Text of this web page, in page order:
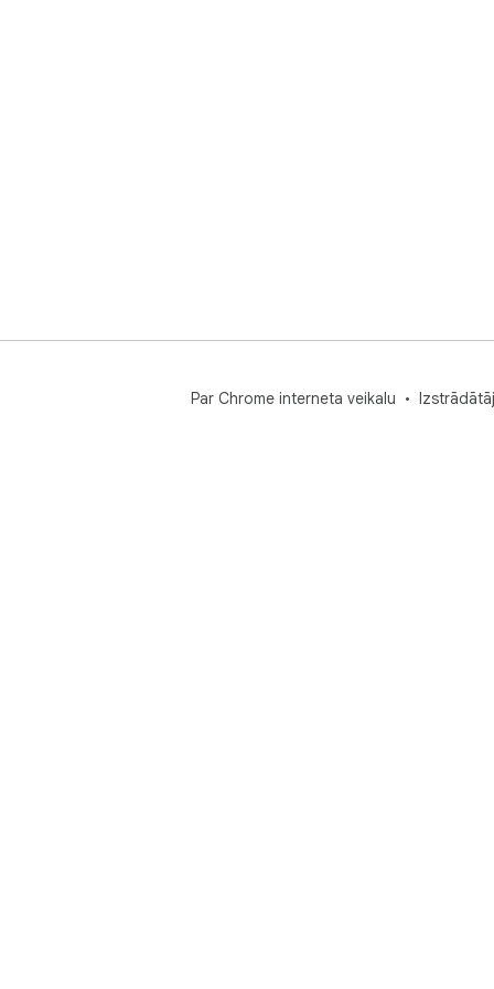
Par Chrome interneta veikalu